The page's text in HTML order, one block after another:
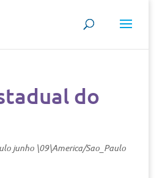
do
junho \09\America/Sao_Paulo